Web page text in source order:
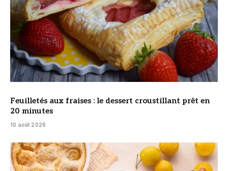
Feuilletés aux fraises : le dessert croustillant prêt en
20 minutes
10 août 2026
© DR